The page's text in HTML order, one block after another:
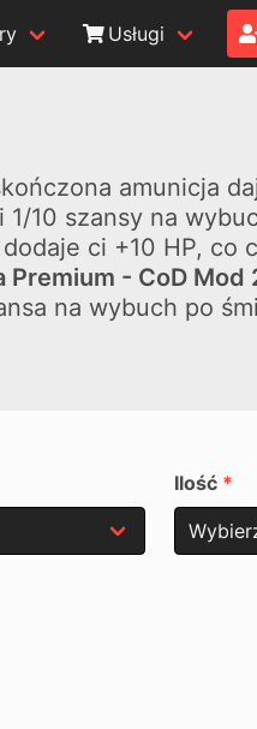
Usługi
amunicja
10 szansy na
ci +10 HP, co
Premium - CoD Mod
na wybuch po
Ilość